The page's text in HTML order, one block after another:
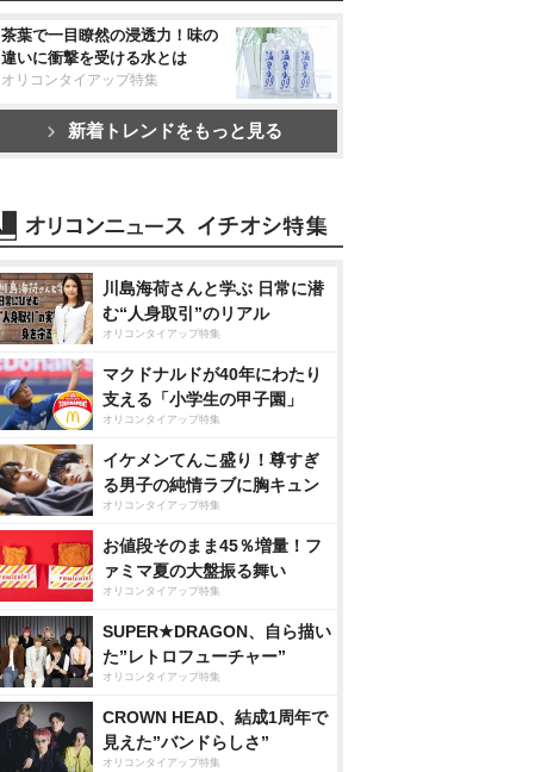
茶葉で一目瞭然の浸透力！味の
違いに衝撃を受ける水とは
オリコンタイアップ特集
新着トレンドをもっと見る
川島海荷さんと学ぶ 日常に潜
む“人身取引”のリアル
オリコンタイアップ特集
マクドナルドが40年にわたり
支える「小学生の甲子園」
オリコンタイアップ特集
イケメンてんこ盛り！尊すぎ
る男子の純情ラブに胸キュン
オリコンタイアップ特集
お値段そのまま45％増量！フ
ァミマ夏の大盤振る舞い
オリコンタイアップ特集
SUPER★DRAGON、自ら描い
た”レトロフューチャー”
オリコンタイアップ特集
CROWN HEAD、結成1周年で
見えた”バンドらしさ”
オリコンタイアップ特集